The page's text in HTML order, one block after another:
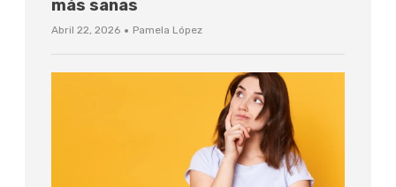
más sanas
Abril 22, 2026 · Pamela López